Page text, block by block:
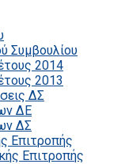
Συμβουλίου
2014
2013
ΔΣ
ΔΕ
ΔΣ
Επιτροπής
Επιτροπής